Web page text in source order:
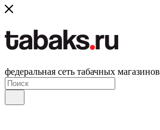
федеральная сеть табачных магазинов